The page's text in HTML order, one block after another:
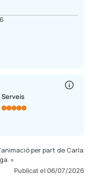
Serveis
per part de Carla
»
Publicat el 06/07/2026